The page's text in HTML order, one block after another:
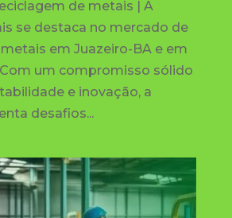
de metais | A
se destaca no mercado de
em Juazeiro-BA e em
um compromisso sólido
e inovação, a
desafios...